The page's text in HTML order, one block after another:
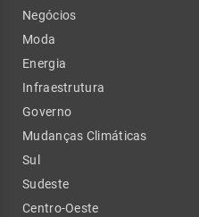
Negócios
Moda
Energia
Infraestrutura
Governo
Mudanças Climáticas
Sul
Sudeste
Centro-Oeste